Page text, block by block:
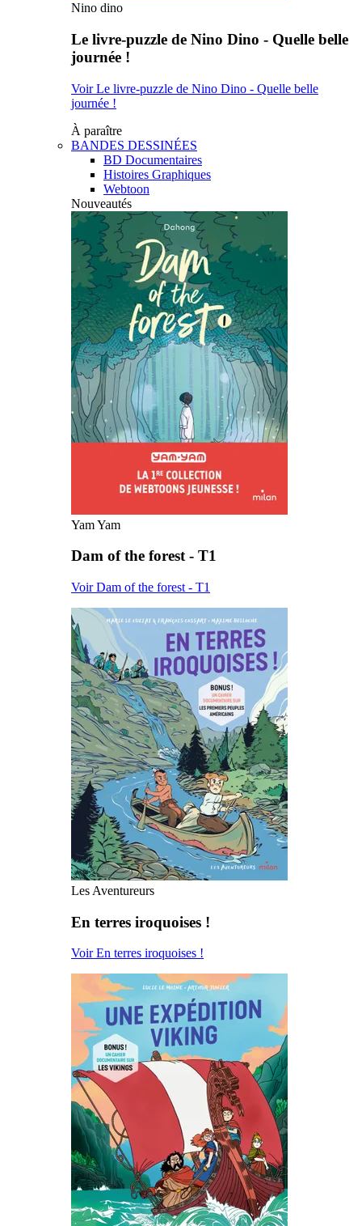
Nino dino
Le livre-puzzle de Nino Dino - Quelle belle
journée !
Voir Le livre-puzzle de Nino Dino - Quelle belle
journée !
À paraître
BANDES DESSINÉES
BD Documentaires
Histoires Graphiques
Webtoon
Nouveautés
Yam Yam
Dam of the forest - T1
Voir Dam of the forest - T1
Les Aventureurs
En terres iroquoises !
Voir En terres iroquoises !